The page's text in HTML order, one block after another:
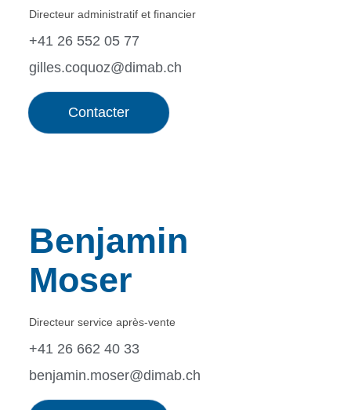
Directeur administratif et financier
+41 26 552 05 77
gilles.coquoz@dimab.ch
Contacter
Benjamin
Moser
Directeur service après-vente
+41 26 662 40 33
benjamin.moser@dimab.ch